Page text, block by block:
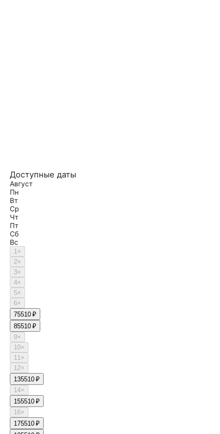
Доступные даты
Август
Пн
Вт
Ср
Чт
Пт
Сб
Вс
1×
2×
3×
4×
5×
6×
75510 ₽
85510 ₽
9×
10×
11×
12×
135510 ₽
14×
155510 ₽
16×
175510 ₽